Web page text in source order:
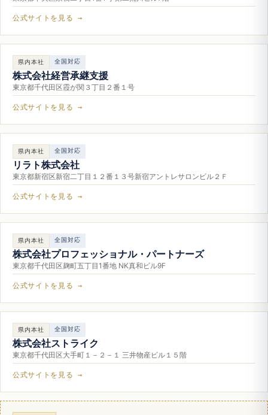
公式サイトを見る →
県内本社 全国対応
株式会社経営承継支援
東京都千代田区霞が関３丁目２番１号
公式サイトを見る →
県内本社 全国対応
リラト株式会社
東京都新宿区新宿二丁目１２番１３号新宿アントレサロンビル２Ｆ
公式サイトを見る →
県内本社 全国対応
株式会社プロフェッショナル・パートナーズ
東京都千代田区麹町五丁目1番地 NK真和ビル9F
公式サイトを見る →
県内本社 全国対応
株式会社ストライク
東京都千代田区大手町１－２－１ 三井物産ビル１５階
公式サイトを見る →